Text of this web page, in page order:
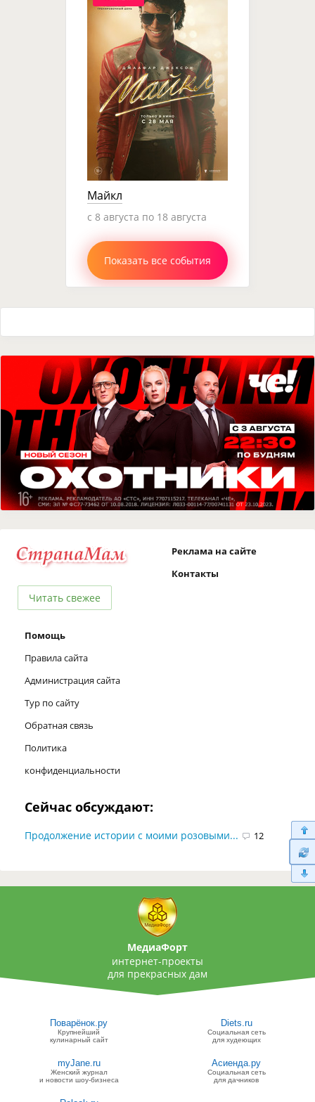
Майкл
c 8 августа по 18 августа
Показать все события
Читать свежее
Реклама на сайте
Контакты
Помощь
Правила сайта
Администрация сайта
Тур по сайту
Обратная связь
Политика
конфиденциальности
Сейчас обсуждают:
Продолжение истории с моими розовыми... 12
МедиаФорт
интернет-проекты
для прекрасных дам
Поварёнок.ру
Крупнейший
кулинарный сайт
Diets.ru
Социальная сеть
для худеющих
myJane.ru
Женский журнал
и новости шоу-бизнеса
Асиенда.ру
Социальная сеть
для дачников